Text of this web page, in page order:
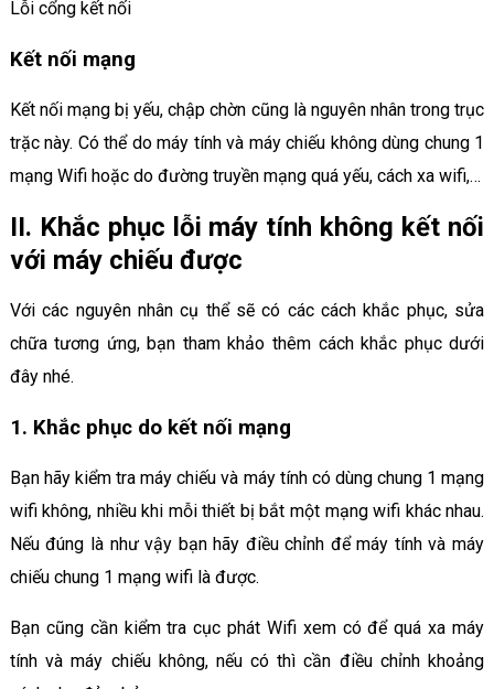
Lỗi cổng kết nối
Kết nối mạng
Kết nối mạng bị yếu, chập chờn cũng là nguyên nhân trong trục
trặc này. Có thể do máy tính và máy chiếu không dùng chung 1
mạng Wifi hoặc do đường truyền mạng quá yếu, cách xa wifi,…
II. Khắc phục lỗi máy tính không kết nối
với máy chiếu được
Với các nguyên nhân cụ thể sẽ có các cách khắc phục, sửa
chữa tương ứng, bạn tham khảo thêm cách khắc phục dưới
đây nhé.
1. Khắc phục do kết nối mạng
Bạn hãy kiểm tra máy chiếu và máy tính có dùng chung 1 mạng
wifi không, nhiều khi mỗi thiết bị bắt một mạng wifi khác nhau.
Nếu đúng là như vậy bạn hãy điều chỉnh để máy tính và máy
chiếu chung 1 mạng wifi là được.
Bạn cũng cần kiểm tra cục phát Wifi xem có để quá xa máy
tính và máy chiếu không, nếu có thì cần điều chỉnh khoảng